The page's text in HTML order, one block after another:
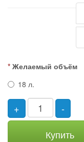
Желаемый объём
18 л.
+
-
Купить